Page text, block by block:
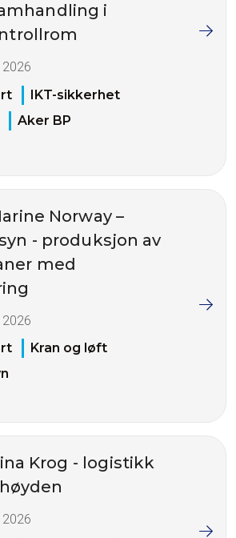
i
2026
IKT-sikkerhet
Aker BP
Norway –
- produksjon av
med
2026
Kran og løft
Krog - logistikk
2026